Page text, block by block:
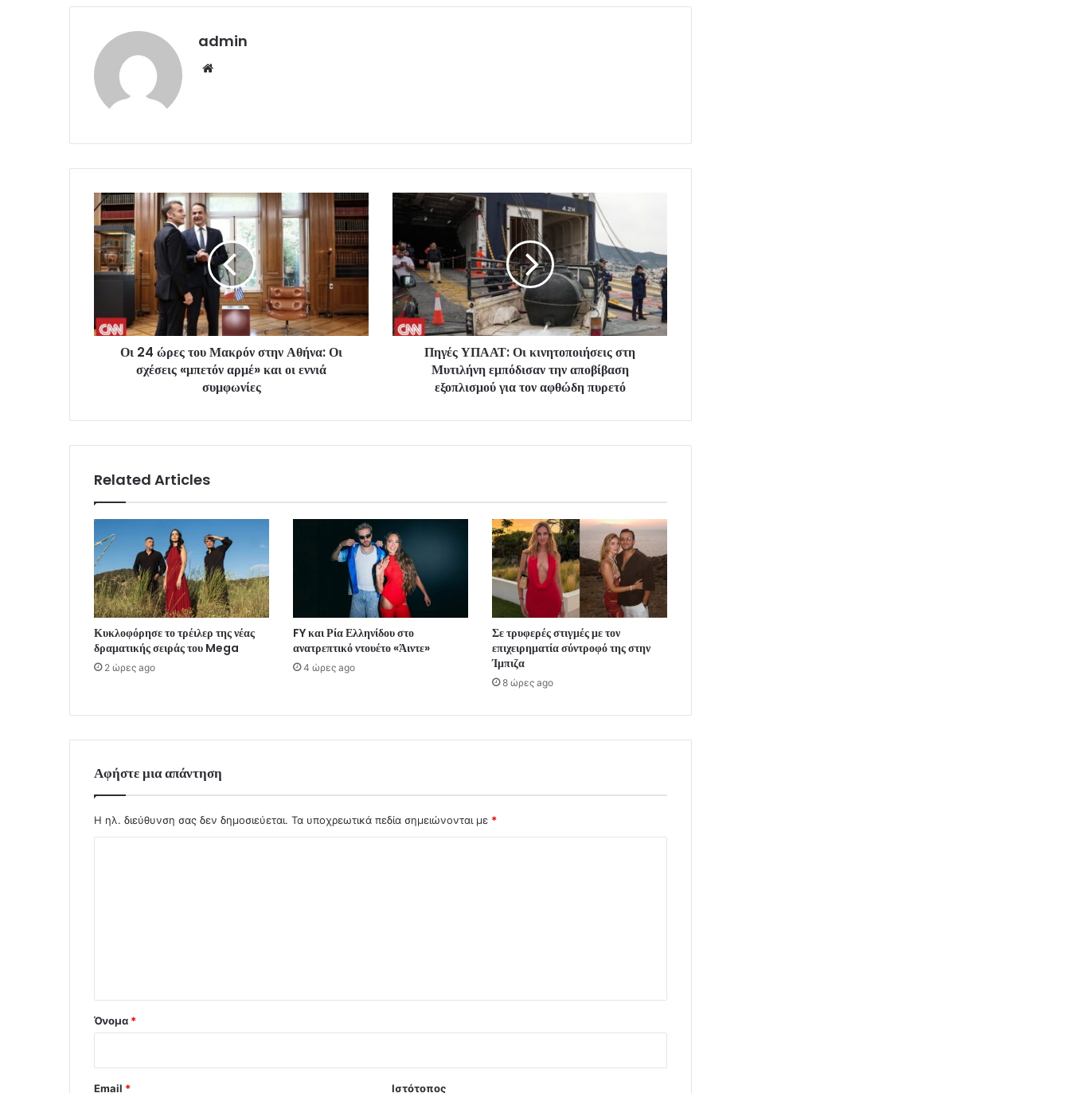
admin
Οι 24 ώρες του Μακρόν στην Αθήνα: Οι
σχέσεις «μπετόν αρμέ» και οι εννιά
συμφωνίες
Πηγές ΥΠΑΑΤ: Οι κινητοποιήσεις στη
Μυτιλήνη εμπόδισαν την αποβίβαση
εξοπλισμού για τον αφθώδη πυρετό
Related Articles
Κυκλοφόρησε το τρέιλερ της νέας
δραματικής σειράς του Mega
2 ώρες ago
FY και Ρία Ελληνίδου στο
ανατρεπτικό ντουέτο «Άιντε»
4 ώρες ago
Σε τρυφερές στιγμές με τον
επιχειρηματία σύντροφό της στην
Ίμπιζα
8 ώρες ago
Αφήστε μια απάντηση
Η ηλ. διεύθυνση σας δεν δημοσιεύεται. Τα υποχρεωτικά πεδία σημειώνονται με *
Όνομα *
Email * Ιστότοπος